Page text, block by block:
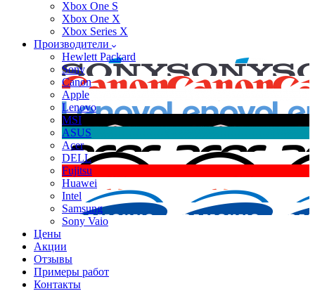
Xbox One S
Xbox One X
Xbox Series X
Производители
Hewlett Packard
Sony
Canon
Apple
Lenovo
MSI
ASUS
Acer
DELL
Fujitsu
Huawei
Intel
Samsung
Sony Vaio
Цены
Акции
Отзывы
Примеры работ
Контакты